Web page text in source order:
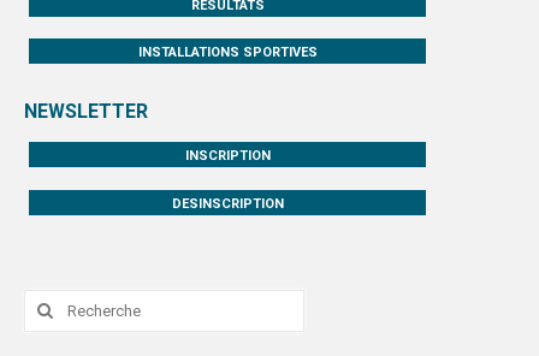
RESULTATS
INSTALLATIONS SPORTIVES
NEWSLETTER
INSCRIPTION
DESINSCRIPTION
Rechercher